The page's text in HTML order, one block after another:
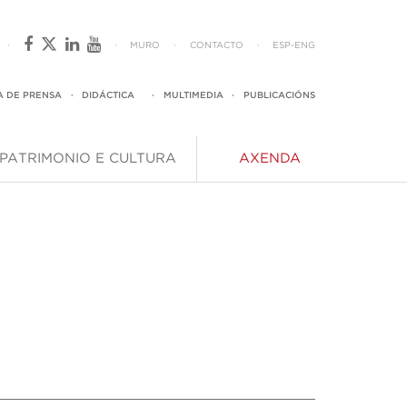
· · MURO · CONTACTO · ESP - ENG
DE PRENSA · DIDÁCTICA · MULTIMEDIA · PUBLICACIÓNS
PATRIMONIO E CULTURA AXENDA